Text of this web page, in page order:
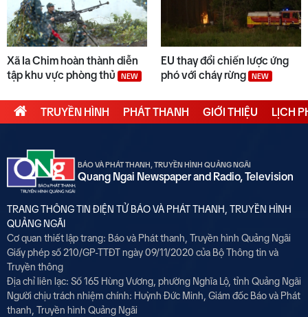
Xã Ia Chim hoàn thành diễn
tập khu vực phòng thủ
NEW
EU thay đổi chiến lược ứng
phó với cháy rừng
NEW
TRUYỀN HÌNH PHÁT THANH GIỚI THIỆU LỊCH
BÁO VÀ PHÁT THANH, TRUYỀN HÌNH QUẢNG NGÃI
Quang Ngai Newspaper and Radio, Television
TRANG THÔNG TIN ĐIỆN TỬ BÁO VÀ PHÁT THANH, TRUYỀN HÌNH
QUẢNG NGÃI
Cơ quan thiết lập trang: Báo và Phát thanh, Truyền hình Quảng Ngãi
Giấy phép số 210/GP-TTĐT ngày 09/11/2020 của Bộ Thông tin và
Truyền thông
Địa chỉ liên lạc: Số 165 Hùng Vương, phường Nghĩa Lộ, tỉnh Quảng Ngãi
Người chịu trách nhiệm chính: Huỳnh Đức Minh, Giám đốc Báo và Phát
thanh, Truyền hình Quảng Ngãi